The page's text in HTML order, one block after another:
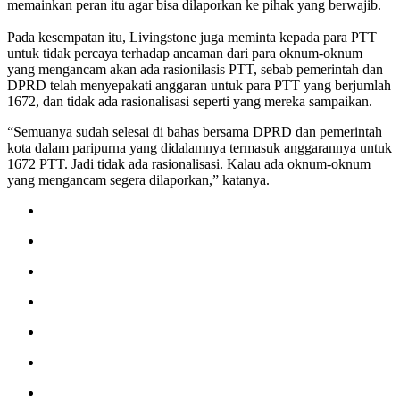
memainkan peran itu agar bisa dilaporkan ke pihak yang berwajib.
Pada kesempatan itu, Livingstone juga meminta kepada para PTT
untuk tidak percaya terhadap ancaman dari para oknum-oknum
yang mengancam akan ada rasionilasis PTT, sebab pemerintah dan
DPRD telah menyepakati anggaran untuk para PTT yang berjumlah
1672, dan tidak ada rasionalisasi seperti yang mereka sampaikan.
“Semuanya sudah selesai di bahas bersama DPRD dan pemerintah
kota dalam paripurna yang didalamnya termasuk anggarannya untuk
1672 PTT. Jadi tidak ada rasionalisasi. Kalau ada oknum-oknum
yang mengancam segera dilaporkan,” katanya.